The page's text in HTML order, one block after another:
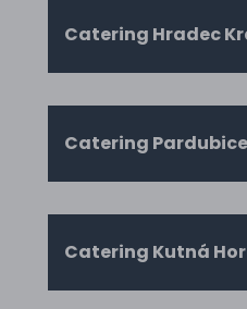
Catering Hradec
Catering Pardubice
Catering Kutná